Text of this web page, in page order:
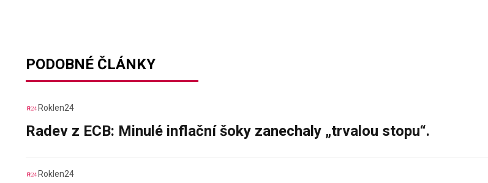
PODOBNÉ ČLÁNKY
Roklen24
Radev z ECB: Minulé inflační šoky zanechaly „trvalou stopu“.
Roklen24